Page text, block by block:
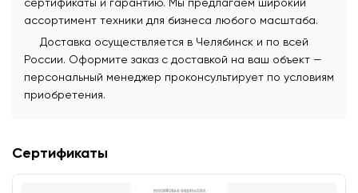
ассортимент техники для бизнеса любого масштаба.
Доставка осуществляется в Челябинск и по всей
России. Оформите заказ с доставкой на ваш объект —
персональный менеджер проконсультирует по условиям
приобретения.
Сертификаты